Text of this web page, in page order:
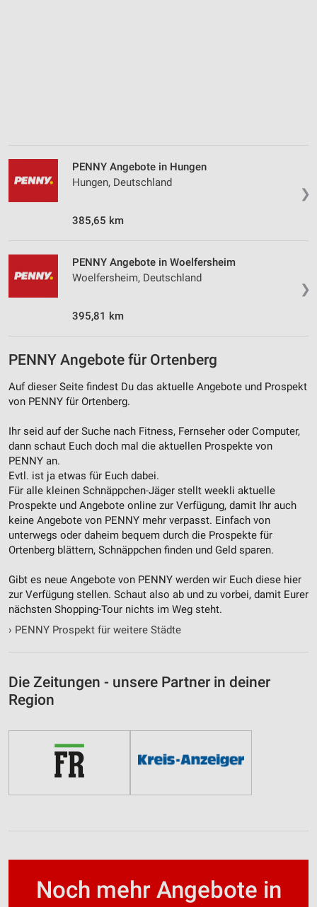
❯
PENNY Angebote in Hungen
Hungen, Deutschland
385,65 km
❯
PENNY Angebote in Woelfersheim
Woelfersheim, Deutschland
395,81 km
PENNY Angebote für Ortenberg
Auf dieser Seite findest Du das aktuelle Angebote und Prospekt
von PENNY für Ortenberg.
Ihr seid auf der Suche nach Fitness, Fernseher oder Computer,
dann schaut Euch doch mal die aktuellen Prospekte von
PENNY an.
Evtl. ist ja etwas für Euch dabei.
Für alle kleinen Schnäppchen-Jäger stellt weekli aktuelle
Prospekte und Angebote online zur Verfügung, damit Ihr auch
keine Angebote von PENNY mehr verpasst. Einfach von
unterwegs oder daheim bequem durch die Prospekte für
Ortenberg blättern, Schnäppchen finden und Geld sparen.
Gibt es neue Angebote von PENNY werden wir Euch diese hier
zur Verfügung stellen. Schaut also ab und zu vorbei, damit Eurer
nächsten Shopping-Tour nichts im Weg steht.
› PENNY Prospekt für weitere Städte
Die Zeitungen - unsere Partner in deiner
Region
Noch mehr Angebote in
Geräte anhand von aktiv angeforderten
Informationen identifizieren
Nicht-IAB-Verarbeitungszwecke:
Performance
Funktional